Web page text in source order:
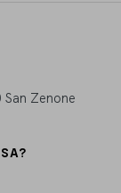
Zenone